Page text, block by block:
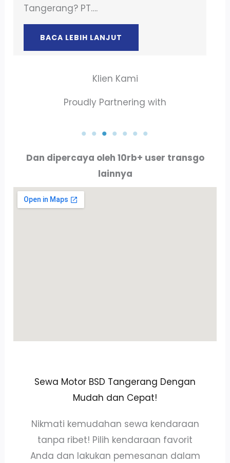
Sewa…
BACA LEBIH LANJUT
Klien Kami
Proudly Partnering with
Dan dipercaya oleh 10rb+ user transgo
lainnya
Sewa Motor BSD Tangerang Dengan
Mudah dan Cepat!
Nikmati kemudahan sewa kendaraan
tanpa ribet! Pilih kendaraan favorit
Anda dan lakukan pemesanan dalam